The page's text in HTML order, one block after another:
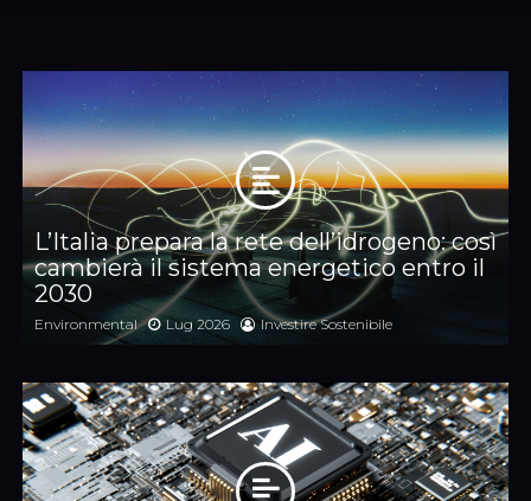
L’Italia prepara la rete dell’idrogeno: così
cambierà il sistema energetico entro il
2030
Environmental Lug 2026 Investire Sostenibile